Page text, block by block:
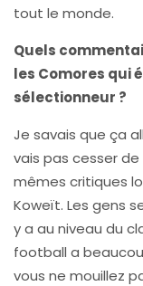
tout le monde.
Quels
les Comores qui
sélectionneur ?
Je savais que ça
vais pas cesser
mêmes critiques
Koweït. Les gens
y a au niveau du
football a
vous ne mouillez